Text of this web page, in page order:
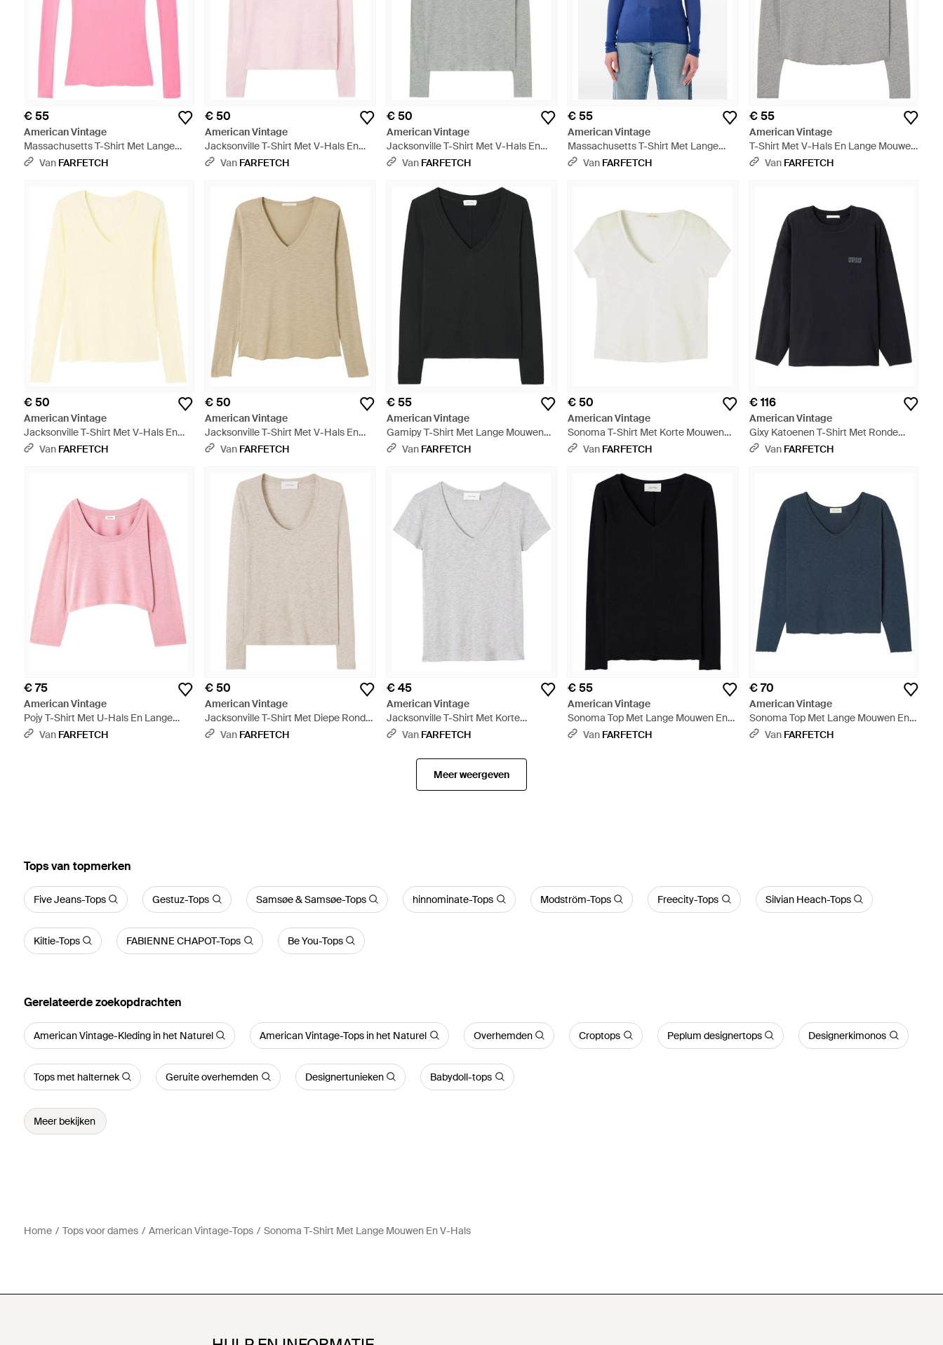
€ 55
American Vintage
Massachusetts T-Shirt Met Lange
Mouwen En V-Hals - Roze
Van FARFETCH
€ 50
American Vintage
Jacksonville T-Shirt Met V-Hals En
Lange Mouwen - Roze
Van FARFETCH
€ 50
American Vintage
Jacksonville T-Shirt Met V-Hals En
Lange Mouwen - Grijs
Van FARFETCH
€ 55
American Vintage
Massachusetts T-Shirt Met Lange
Mouwen En V-Hals - Blauw
Van FARFETCH
€ 55
American Vintage
T-Shirt Met V-Hals En Lange Mouwen
- Grijs
Van FARFETCH
€ 50
American Vintage
Jacksonville T-Shirt Met V-Hals En
Lange Mouwen - Naturel
Van FARFETCH
€ 50
American Vintage
Jacksonville T-Shirt Met V-Hals En
Lange Mouwen - Naturel
Van FARFETCH
€ 55
American Vintage
Gamipy T-Shirt Met Lange Mouwen
En V-Hals - Zwart
Van FARFETCH
€ 50
American Vintage
Sonoma T-Shirt Met Korte Mouwen
En V-Hals - Wit
Van FARFETCH
€ 116
American Vintage
Gixy Katoenen T-Shirt Met Ronde
Hals En Lange Mouwen - Blauw
Van FARFETCH
€ 75
American Vintage
Pojy T-Shirt Met U-Hals En Lange
Mouwen - Roze
Van FARFETCH
€ 50
American Vintage
Jacksonville T-Shirt Met Diepe Ronde
Hals En Lange Mouwen - Wit
Van FARFETCH
€ 45
American Vintage
Jacksonville T-Shirt Met Korte
Mouwen En V-Hals - Wit
Van FARFETCH
€ 55
American Vintage
Sonoma Top Met Lange Mouwen En
V-Hals - Zwart
Van FARFETCH
€ 70
American Vintage
Sonoma Top Met Lange Mouwen En
V-Hals - Blauw
Van FARFETCH
Meer weergeven
‪Tops‬ van topmerken
Five Jeans-Tops Gestuz-Tops Samsøe & Samsøe-Tops hinnominate-Tops Modström-Tops Freecity-Tops Silvian Heach-Tops
Kiltie-Tops FABIENNE CHAPOT-Tops Be You-Tops
Gerelateerde zoekopdrachten
American Vintage-Kleding in het Naturel American Vintage-Tops in het Naturel Overhemden Croptops Peplum designertops Designerkimonos
Tops met halternek Geruite overhemden Designertunieken Babydoll-tops
Meer bekijken
Home Tops voor dames American Vintage-Tops Sonoma T-Shirt Met Lange Mouwen En V-Hals